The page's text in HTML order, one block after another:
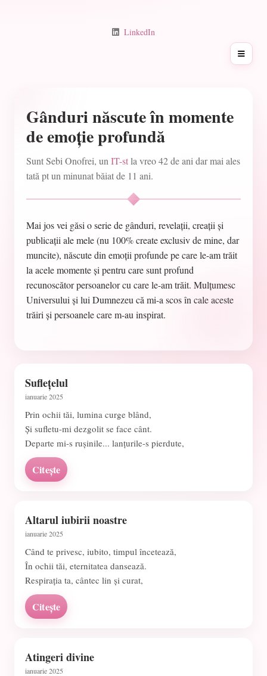
LinkedIn
Gânduri născute în momente
de emoție profundă
Sunt Sebi Onofrei, un IT-stla vreo 42 de ani dar mai ales
tată pt un minunat băiat de 11 ani.
Mai jos vei găsi o serie de gânduri, revelații, creații și
publicații ale mele (nu 100% create exclusiv de mine, dar
muncite), născute din emoții profunde pe care le-am trăit
la acele momente și pentru care sunt profund
recunoscător persoanelor cu care le-am trăit. Mulțumesc
Universului și lui Dumnezeu că mi-a scos în cale aceste
trăiri și persoanele care m-au inspirat.
Suflețelul
ianuarie 2025
Prin ochii tăi, lumina curge blând,
Și sufletu-mi dezgolit se face cânt.
Departe mi-s rușinile... lanțurile-s pierdute,
Citește
Altarul iubirii noastre
ianuarie 2025
Când te privesc, iubito, timpul încetează,
În ochii tăi, eternitatea dansează.
Respirația ta, cântec lin și curat,
Citește
Atingeri divine
ianuarie 2025